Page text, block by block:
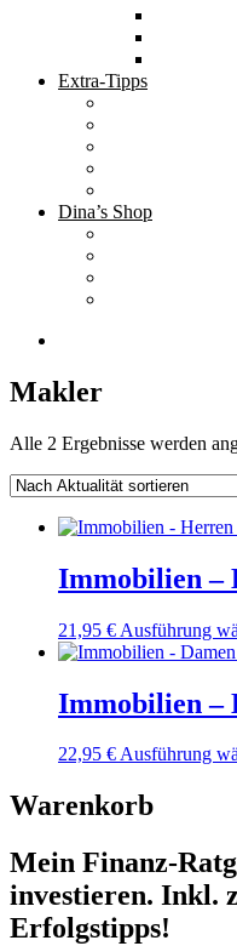
Extra-Tipps
Dina’s Shop
Makler
Alle 2 Ergebnisse werden
Immobilien –
21,95 € Ausführung
Immobilien –
22,95 €Ausführung
Warenkorb
Mein Finanz-
investieren. Inkl.
Erfolgstipps!